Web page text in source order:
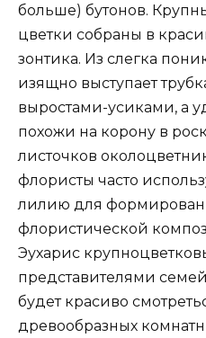
больше) бутонов.
цветки собраны в
зонтика. Из слегка
изящно выступает
выростами-усиками, а
похожи на корону в
листочков
флористы часто
лилию для
флористической
Эухарис
представителями
будет красиво
древообразных